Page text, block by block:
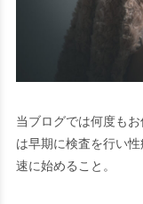
当ブログでは何度も
は早期に検査を行い
速に始めること。